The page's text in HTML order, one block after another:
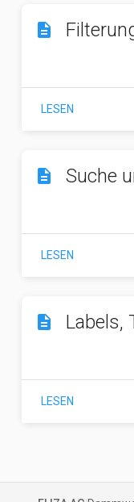
description
LESEN
description Suche
LESEN
description Labels,
LESEN